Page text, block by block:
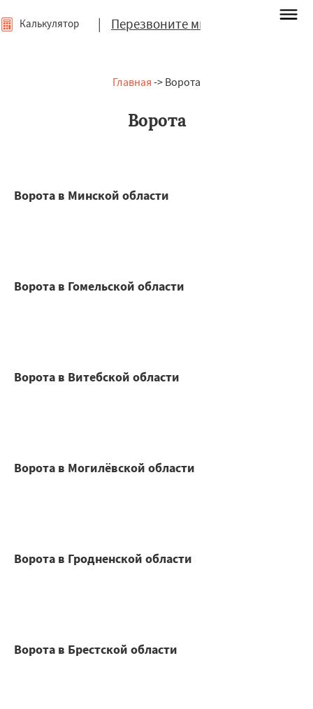
| Перезвоните мне
Калькулятор
Главная -> Ворота
Ворота
Ворота в Минской области
Ворота в Гомельской области
Ворота в Витебской области
Ворота в Могилёвской области
Ворота в Гродненской области
Ворота в Брестской области